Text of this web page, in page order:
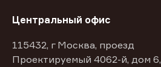
Центральный офис
115432, г Москва, проезд
Проектируемый 4062-й, дом 6,